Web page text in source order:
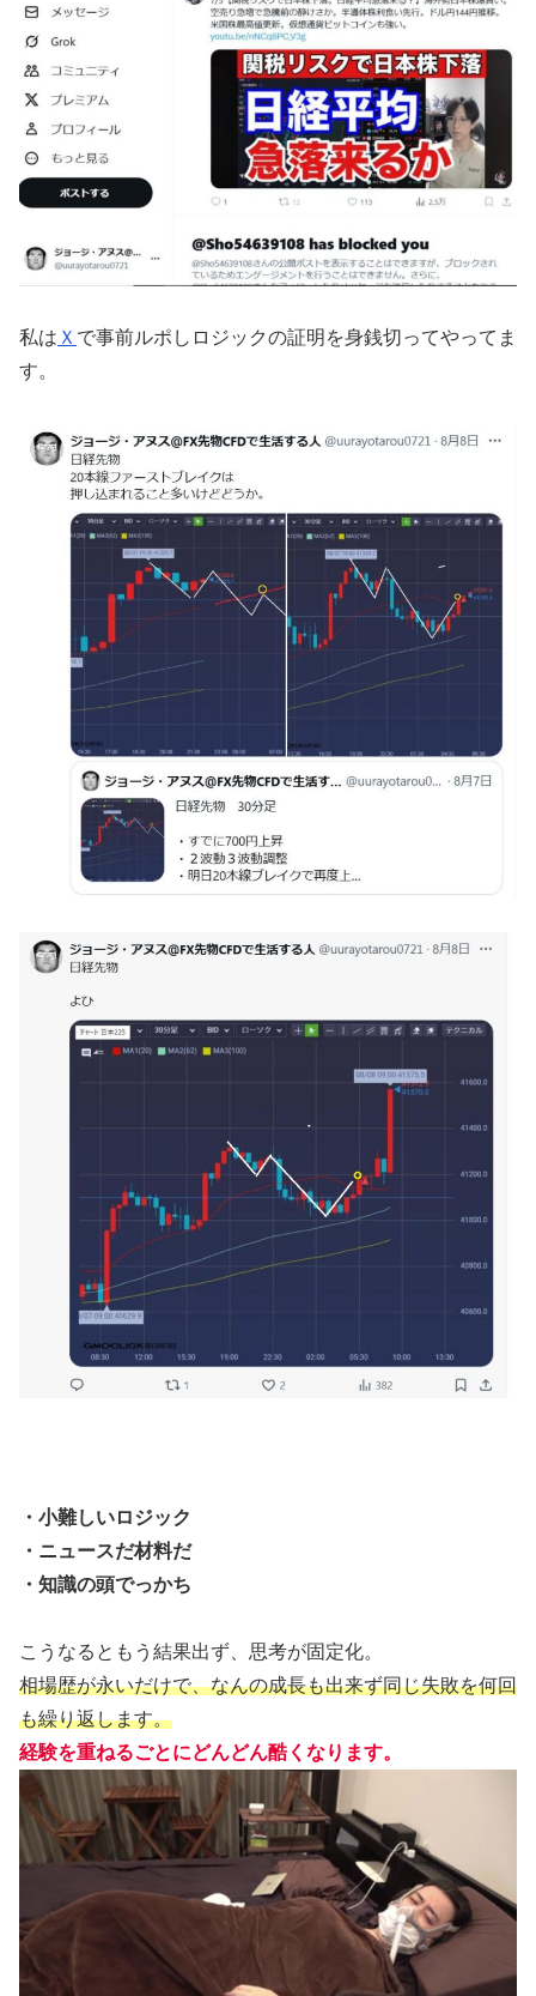
私は Ｘ で事前ルポしロジックの証明を身銭切ってやってま
す。
・小難しいロジック
・ニュースだ材料だ
・知識の頭でっかち
こうなるともう結果出ず、思考が固定化。
相場歴が永いだけで、なんの成長も出来ず同じ失敗を何回
も繰り返します。
経験を重ねるごとにどんどん酷くなります。